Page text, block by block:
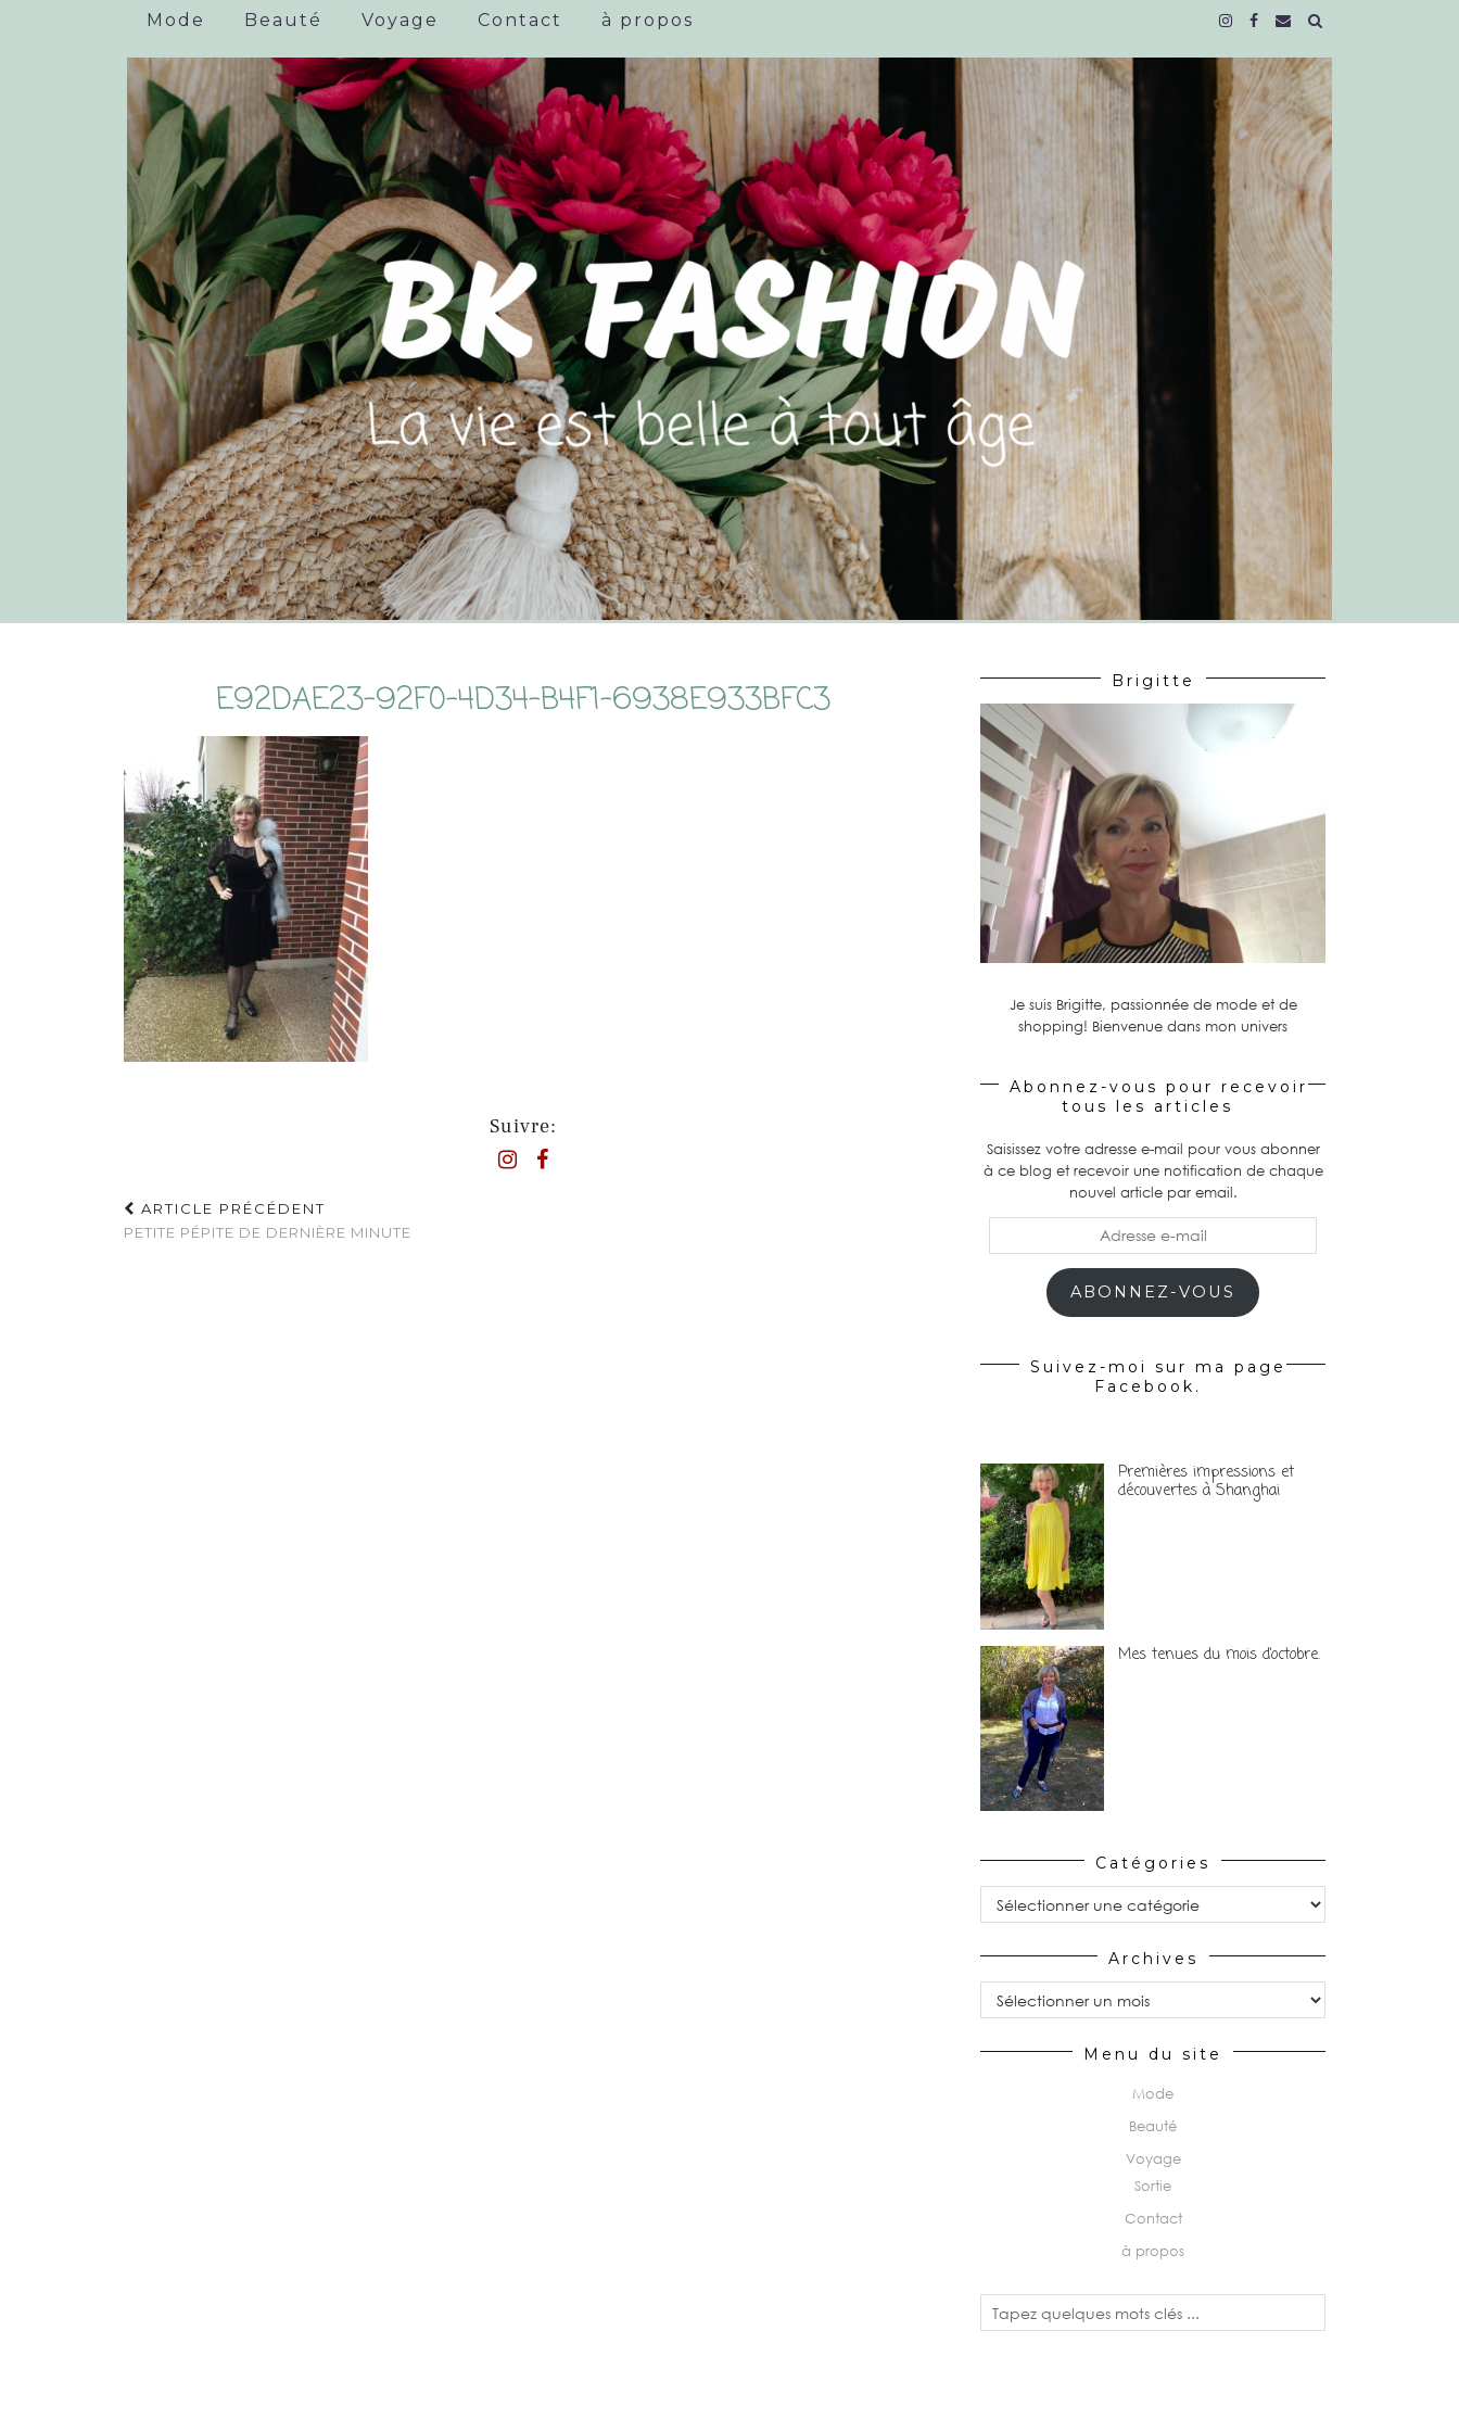
Mode Beauté Voyage Contact à propos
E92DAE23-92F0-4D34-B4F1-6938E933BFC3
Suivre:
ARTICLE PRÉCÉDENT
PETITE PÉPITE DE DERNIÈRE MINUTE
Brigitte
Je suis Brigitte, passionnée de mode et de
shopping! Bienvenue dans mon univers
Abonnez-vous pour recevoir
tous les articles
Saisissez votre adresse e-mail pour vous abonner
à ce blog et recevoir une notification de chaque
nouvel article par email.
ABONNEZ-VOUS
Suivez-moi sur ma page
Facebook.
Premières impressions et
découvertes à Shanghai
Mes tenues du mois d’octobre.
Catégories
Catégories
Archives
Archives
Menu du site
Mode
Beauté
Voyage
Sortie
Contact
à propos